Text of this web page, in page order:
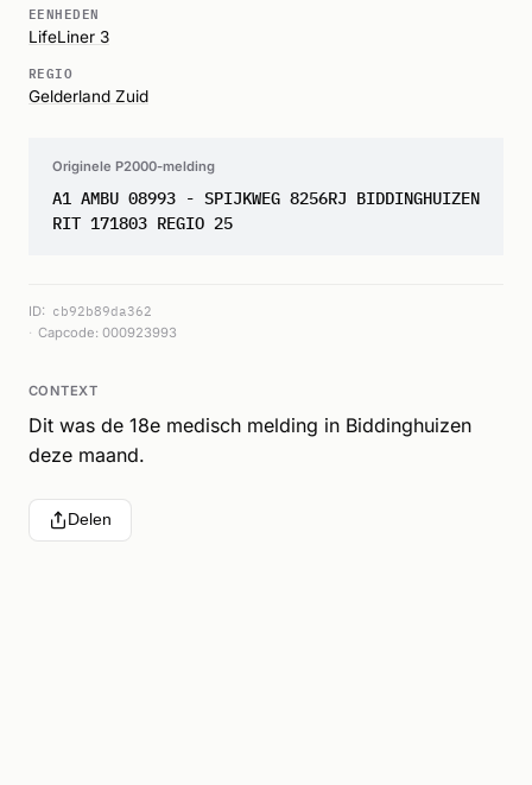
EENHEDEN
LifeLiner 3
REGIO
Gelderland Zuid
Originele P2000-melding
A1 AMBU 08993 - SPIJKWEG 8256RJ BIDDINGHUIZEN
RIT 171803 REGIO 25
ID: cb92b89da362
Capcode: 000923993
CONTEXT
Dit was de 18e medisch melding in Biddinghuizen
deze maand.
Delen